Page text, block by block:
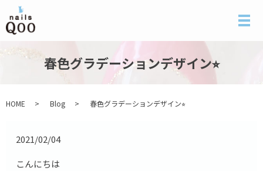
メ
春色グラデーションデザイン⭐︎
HOME Blog 春色グラデーションデザイン⭐︎
2021/02/04
こんにちは